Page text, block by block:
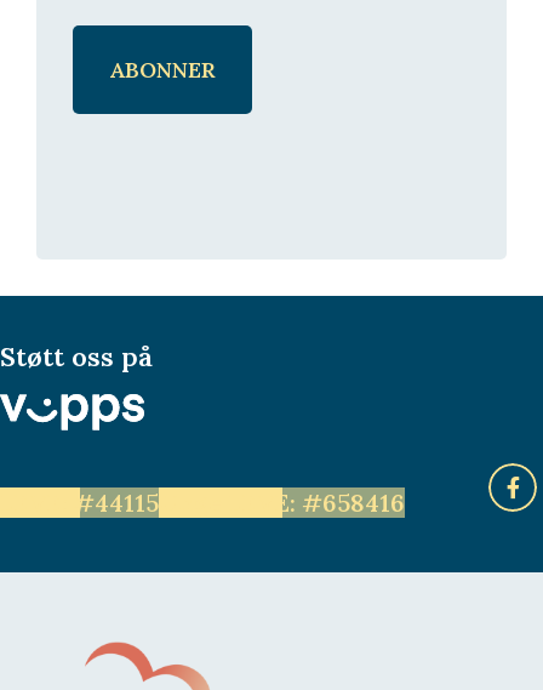
Støtt oss på
LEVE: #44115 Unge LEVE: #658416